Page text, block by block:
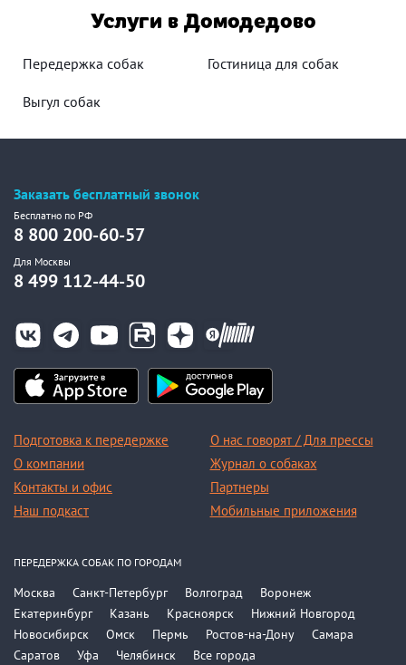
Услуги в Домодедово
Передержка собак Гостиница для собак
Выгул собак
Заказать бесплатный звонок
Бесплатно по РФ
8 800 200-60-57
Для Москвы
8 499 112-44-50
Подготовка к передержке
О компании
Контакты и офис
Наш подкаст
О нас говорят / Для прессы
Журнал о собаках
Партнеры
Мобильные приложения
ПЕРЕДЕРЖКА СОБАК ПО ГОРОДАМ
Москва Санкт-Петербург Волгоград
Воронеж
Екатеринбург
Казань Красноярск
Нижний Новгород
Новосибирск
Омск Пермь Ростов-на-Дону
Самара
Саратов
Уфа Челябинск Все города